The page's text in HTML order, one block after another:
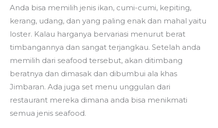
Anda bisa memilih jenis ikan, cumi-cumi, kepiting,
kerang, udang, dan yang paling enak dan mahal yaitu
loster. Kalau harganya bervariasi menurut berat
timbangannya dan sangat terjangkau. Setelah anda
memilih dari seafood tersebut, akan ditimbang
beratnya dan dimasak dan dibumbui ala khas
Jimbaran. Ada juga set menu unggulan dari
restaurant mereka dimana anda bisa menikmati
semua jenis seafood.